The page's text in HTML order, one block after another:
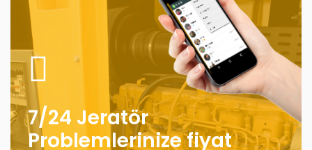
7/24 Jeratör
Problemlerinize fiyat